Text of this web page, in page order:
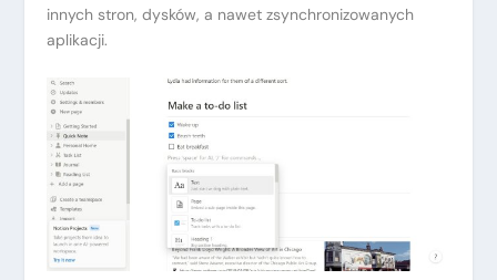
innych stron, dysków, a nawet zsynchronizowanych
aplikacji.